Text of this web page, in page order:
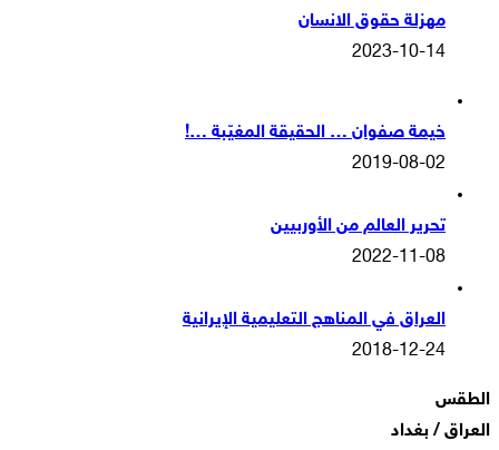
مهزلة حقوق الانسان
2023-10-14
خيمة صفوان … الحقيقة المغيّبة …!
2019-08-02
تحرير العالم من الأوربيين
2022-11-08
العراق في المناهج التعليمية الإيرانية
2018-12-24
الطقس
العراق / بغداد